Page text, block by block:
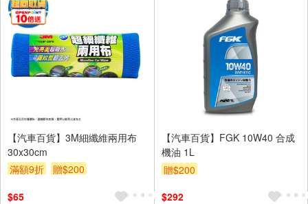
【汽車百貨】3M細纖維兩用布
30x30cm
滿額9折
贈$200
$65
【汽車百貨】FGK 10W40 合成
機油 1L
贈$200
$292